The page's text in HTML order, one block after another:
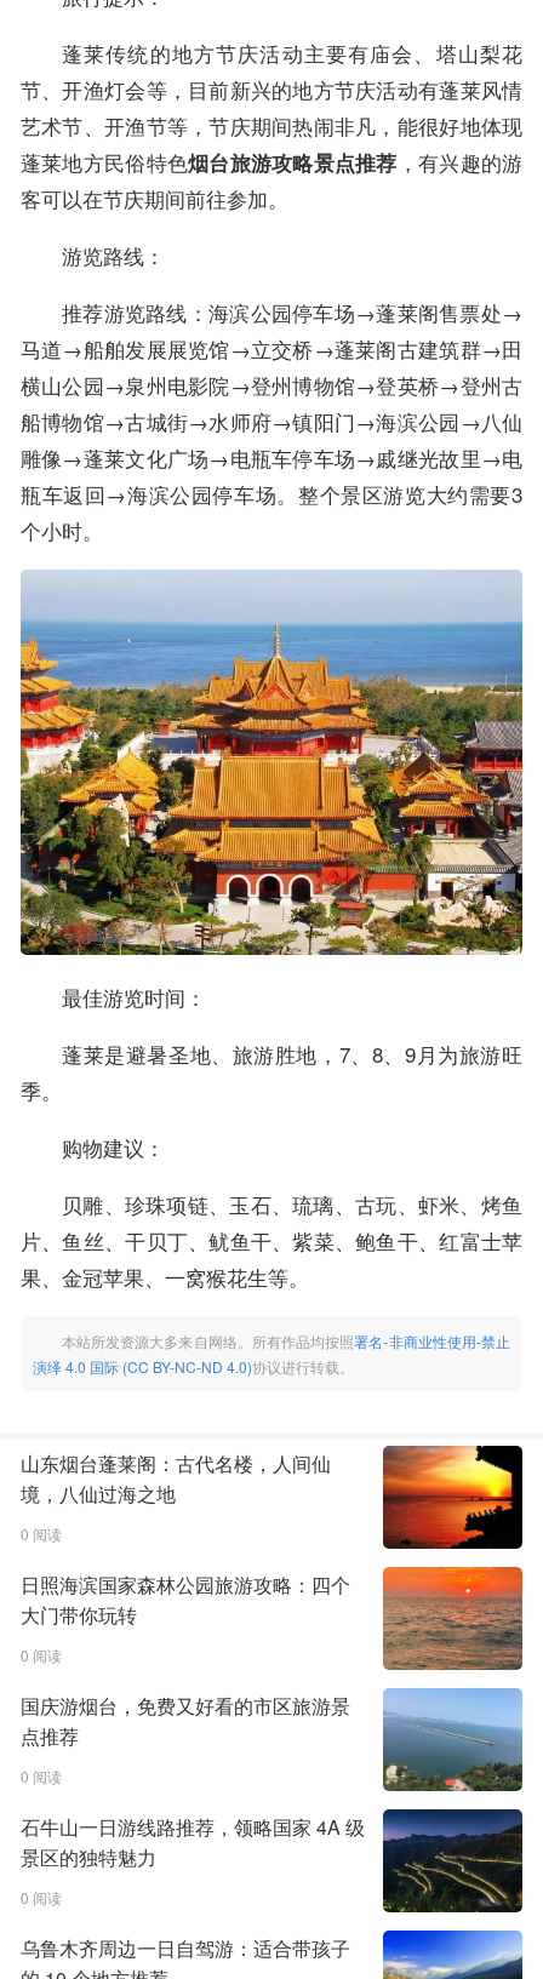
蓬莱传统的地方节庆活动主要有庙会、塔山梨花
节、开渔灯会等，目前新兴的地方节庆活动有蓬莱风情
艺术节、开渔节等，节庆期间热闹非凡，能很好地体现
蓬莱地方民俗特色烟台旅游攻略景点推荐 ，有兴趣的游
客可以在节庆期间前往参加。
游览路线：
推荐游览路线：海滨公园停车场→蓬莱阁售票处→
马道→船舶发展展览馆→立交桥→蓬莱阁古建筑群→田
横山公园→泉州电影院→登州博物馆→登英桥→登州古
船博物馆→古城街→水师府→镇阳门→海滨公园→八仙
雕像→蓬莱文化广场→电瓶车停车场→戚继光故里→电
瓶车返回→海滨公园停车场。整个景区游览大约需要3
个小时。
最佳游览时间：
蓬莱是避暑圣地、旅游胜地，7、8、9月为旅游旺
季。
购物建议：
贝雕、珍珠项链、玉石、琉璃、古玩、虾米、烤鱼
片、鱼丝、干贝丁、鱿鱼干、紫菜、鲍鱼干、红富士苹
果、金冠苹果、一窝猴花生等。
本站所发资源大多来自网络。所有作品均按照署名-非商业性使用-禁止
演绎 4.0 国际 (CC BY-NC-ND 4.0)协议进行转载。
山东烟台蓬莱阁：古代名楼，人间仙
境，八仙过海之地
0 阅读
日照海滨国家森林公园旅游攻略：四个
大门带你玩转
0 阅读
国庆游烟台，免费又好看的市区旅游景
点推荐
0 阅读
石牛山一日游线路推荐，领略国家 4A 级
景区的独特魅力
0 阅读
乌鲁木齐周边一日自驾游：适合带孩子